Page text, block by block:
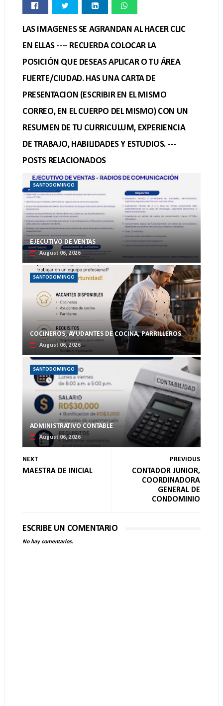
LAS IMAGENES SE AGRANDAN AL HACER CLIC
EN ELLAS ---- RECUERDA COLOCAR LA
POSICIÓN QUE DESEAS APLICAR O TU ÁREA
FUERTE/CIUDAD. HAS UNA CARTA DE
PRESENTACION (ESCRIBIR EN EL MISMO
CORREO, EN EL CUERPO DEL MISMO) CON UN
RESUMEN DE TU CURRICULUM, EXPERIENCIA
DE TRABAJO, HABILIDADES Y ESTUDIOS. ---
POSTS RELACIONADOS
SANTODOMINGO
EJECUTIVO DE VENTAS
August 06, 2026
SANTODOMINGO
COCINEROS, AYUDANTES DE COCINA, PARRILLEROS
August 06, 2026
SANTODOMINGO
ADMINISTRATIVO CONTABLE
August 06, 2026
NEXT
MAESTRA DE INICIAL
PREVIOUS
CONTADOR JUNIOR,
COORDINADORA
GENERAL DE
CONDOMINIO
ESCRIBE UN COMENTARIO
No hay comentarios.